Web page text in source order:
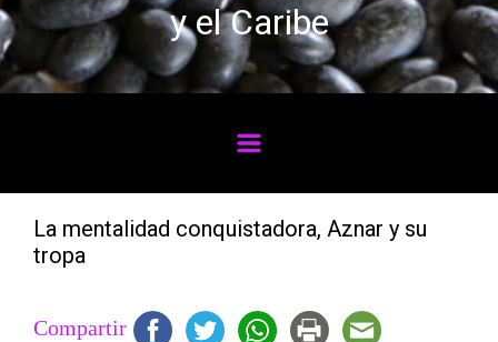
y el Caribe
La mentalidad conquistadora, Aznar y su
tropa
Compartir